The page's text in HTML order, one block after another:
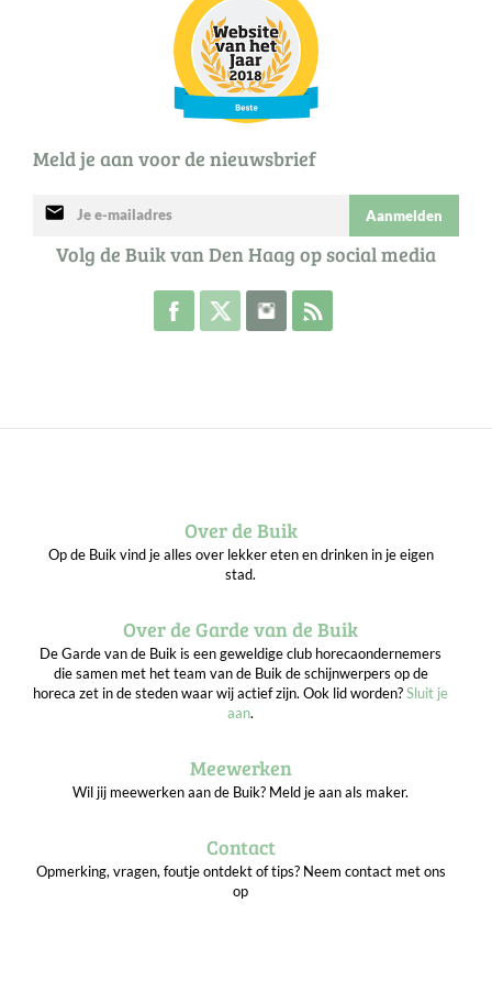
Meld je aan voor de nieuwsbrief
mail Aanmelden
Volg de Buik van Den Haag op social media
Volg de Buik op Facebook
Volg de Buik op Twitter
Volg de Buik op Instagram
Over de Buik
Op de Buik vind je alles over lekker eten en drinken in je eigen
stad.
Over de Garde van de Buik
De Garde van de Buik is een geweldige club horecaondernemers
die samen met het team van de Buik de schijnwerpers op de
horeca zet in de steden waar wij actief zijn. Ook lid worden?Sluit je
aan.
Meewerken
Wil jij meewerken aan de Buik? Meld je aan als maker.
Contact
Opmerking, vragen, foutje ontdekt of tips? Neem contact met ons
op